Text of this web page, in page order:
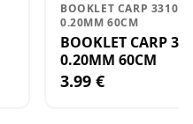
BOOKLET CARP 3310F
0.20MM 60CM
BOOKLET CARP
0.20MM 60CM
3.99 €